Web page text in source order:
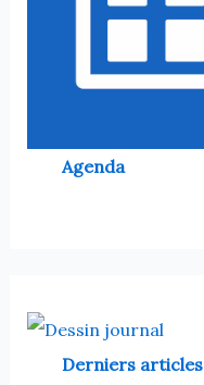
Agenda
Derniers articles